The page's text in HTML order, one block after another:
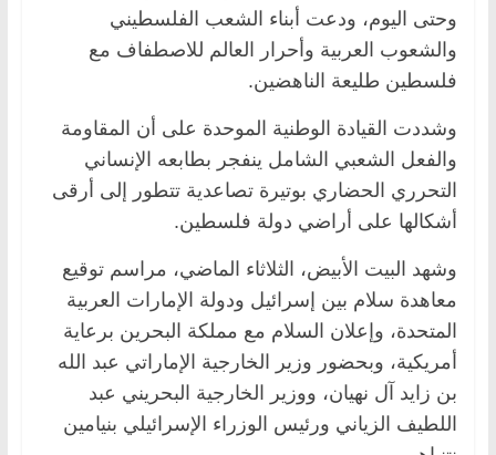
وحتى اليوم، ودعت أبناء الشعب الفلسطيني
والشعوب العربية وأحرار العالم للاصطفاف مع
فلسطين طليعة الناهضين.
وشددت القيادة الوطنية الموحدة على أن المقاومة
والفعل الشعبي الشامل ينفجر بطابعه الإنساني
التحرري الحضاري بوتيرة تصاعدية تتطور إلى أرقى
أشكالها على أراضي دولة فلسطين.
وشهد البيت الأبيض، الثلاثاء الماضي، مراسم توقيع
معاهدة سلام بين إسرائيل ودولة الإمارات العربية
المتحدة، وإعلان السلام مع مملكة البحرين برعاية
أمريكية، وبحضور وزير الخارجية الإماراتي عبد الله
بن زايد آل نهيان، ووزير الخارجية البحريني عبد
اللطيف الزياني ورئيس الوزراء الإسرائيلي بنيامين